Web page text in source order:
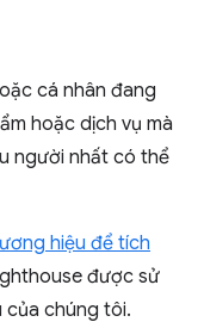
cá nhân đang
hoặc dịch vụ mà
người nhất có thể
hiệu để tích
được sử
chúng tôi.